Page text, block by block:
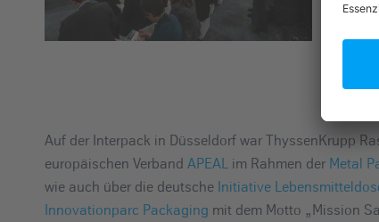
Auf der Interpack in Düsseldorf war ThyssenKrupp
europäischen Verband APEAL im Rahmen der Metal
wie auch über die deutsche Initiative
Innovationparc Packaging mit dem Motto „Mission